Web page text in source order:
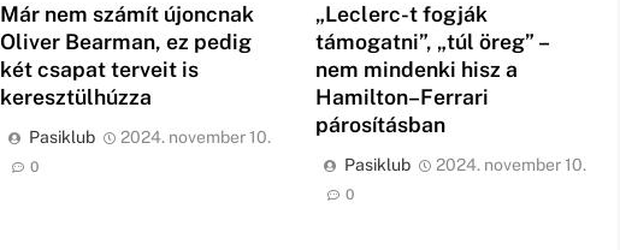
Már nem számít újoncnak
Oliver Bearman, ez pedig
két csapat terveit is
keresztülhúzza
Pasiklub 2024. november 10.
0
„Leclerc-t fogják
támogatni”, „túl öreg” –
nem mindenki hisz a
Hamilton–Ferrari
párosításban
Pasiklub 2024. november 10.
0